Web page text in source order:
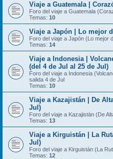
Viaje a Guatemala |
Foro del viaje a Guatemala
Temas: 10
Viaje a Japón | Lo mejor
Foro del viaje a Japón (Lo mejor
Temas: 14
Viaje a Indonesia |
(del 4 de Jul al 25 de Jul)
Foro del viaje a Indonesia
salida 4 de Jul
Temas: 10
Viaje a Kazajistán | De
Jul)
Foro del viaje a Kazajistán (De
Temas: 13
Viaje a Kirguistán | La
Jul)
Foro del viaje a Kirguistán (La
Temas: 12